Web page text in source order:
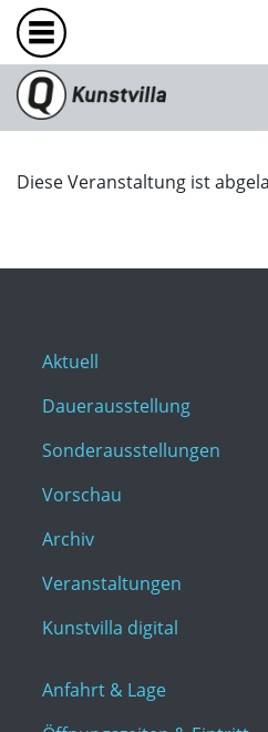
Diese Veranstaltung ist
Aktuell
Dauerausstellung
Sonderausstellungen
Vorschau
Archiv
Veranstaltungen
Kunstvilla digital
Anfahrt & Lage